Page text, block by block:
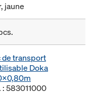
jaune
de transport
Doka
: 583011000